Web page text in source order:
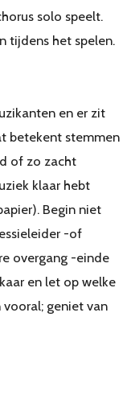
solo speelt.
tijdens het spelen.
en er zit
betekent stemmen
of zo zacht
klaar hebt
Begin niet
-of
overgang -einde
en let op welke
vooral; geniet van